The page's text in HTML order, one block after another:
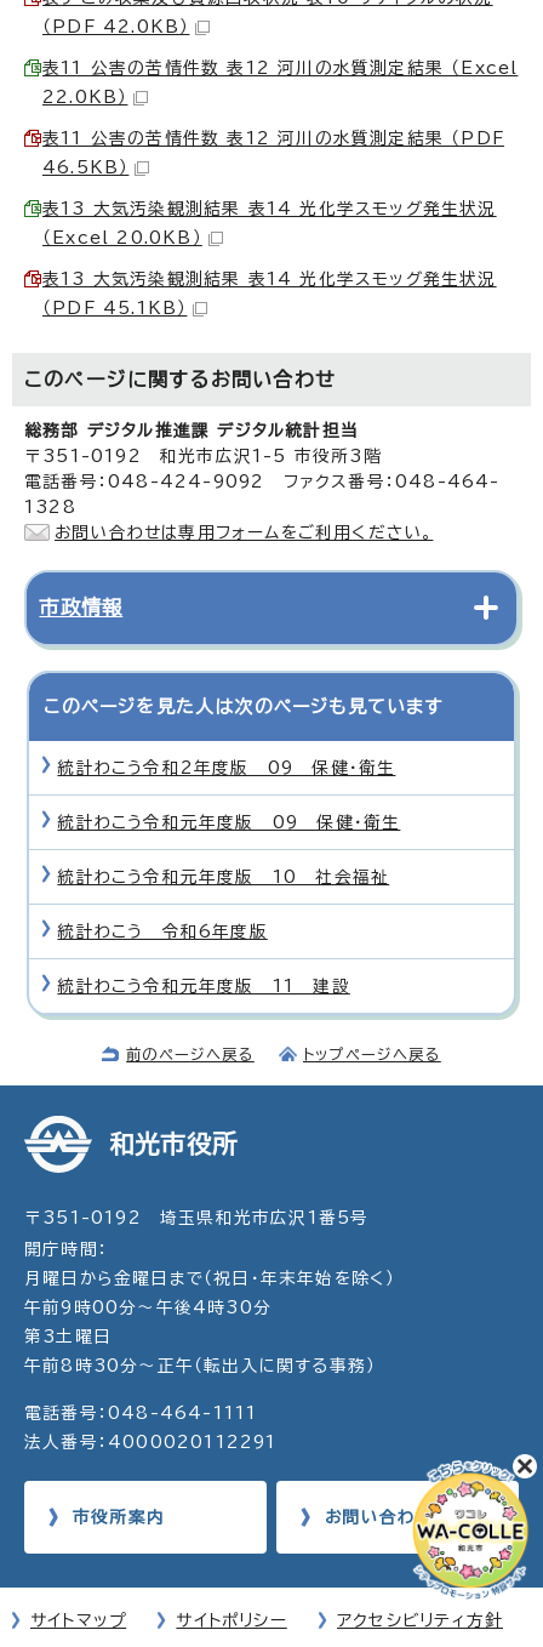
（PDF 42.0KB）
表11 公害の苦情件数 表12 河川の水質測定結果 （Excel
22.0KB）
表11 公害の苦情件数 表12 河川の水質測定結果 （PDF
46.5KB）
表13 大気汚染観測結果 表14 光化学スモッグ発生状況
（Excel 20.0KB）
表13 大気汚染観測結果 表14 光化学スモッグ発生状況
（PDF 45.1KB）
このページに関する お問い合わせ
総務部 デジタル推進課 デジタル統計担当
〒351-0192 和光市広沢1-5 市役所3階
電話番号：048-424-9092 ファクス番号：048-464-
1328
お問い合わせは専用フォームをご利用ください。
市政情報
このページを見た人は次のページも見ています
統計わこう令和2年度版 09 保健・衛生
統計わこう令和元年度版 09 保健・衛生
統計わこう令和元年度版 10 社会福祉
統計わこう 令和6年度版
統計わこう令和元年度版 11 建設
前のページへ戻る トップページへ戻る
和光市役所
〒351-0192 埼玉県和光市広沢1番5号
開庁時間：
月曜日から金曜日まで（祝日・年末年始を除く）
午前9時00分～午後4時30分
第3土曜日
午前8時30分～正午（転出入に関する事務）
電話番号：048-464-1111
法人番号：4000020112291
市役所案内 お問い合わせ
サイトマップ サイトポリシー アクセシビリティ方針